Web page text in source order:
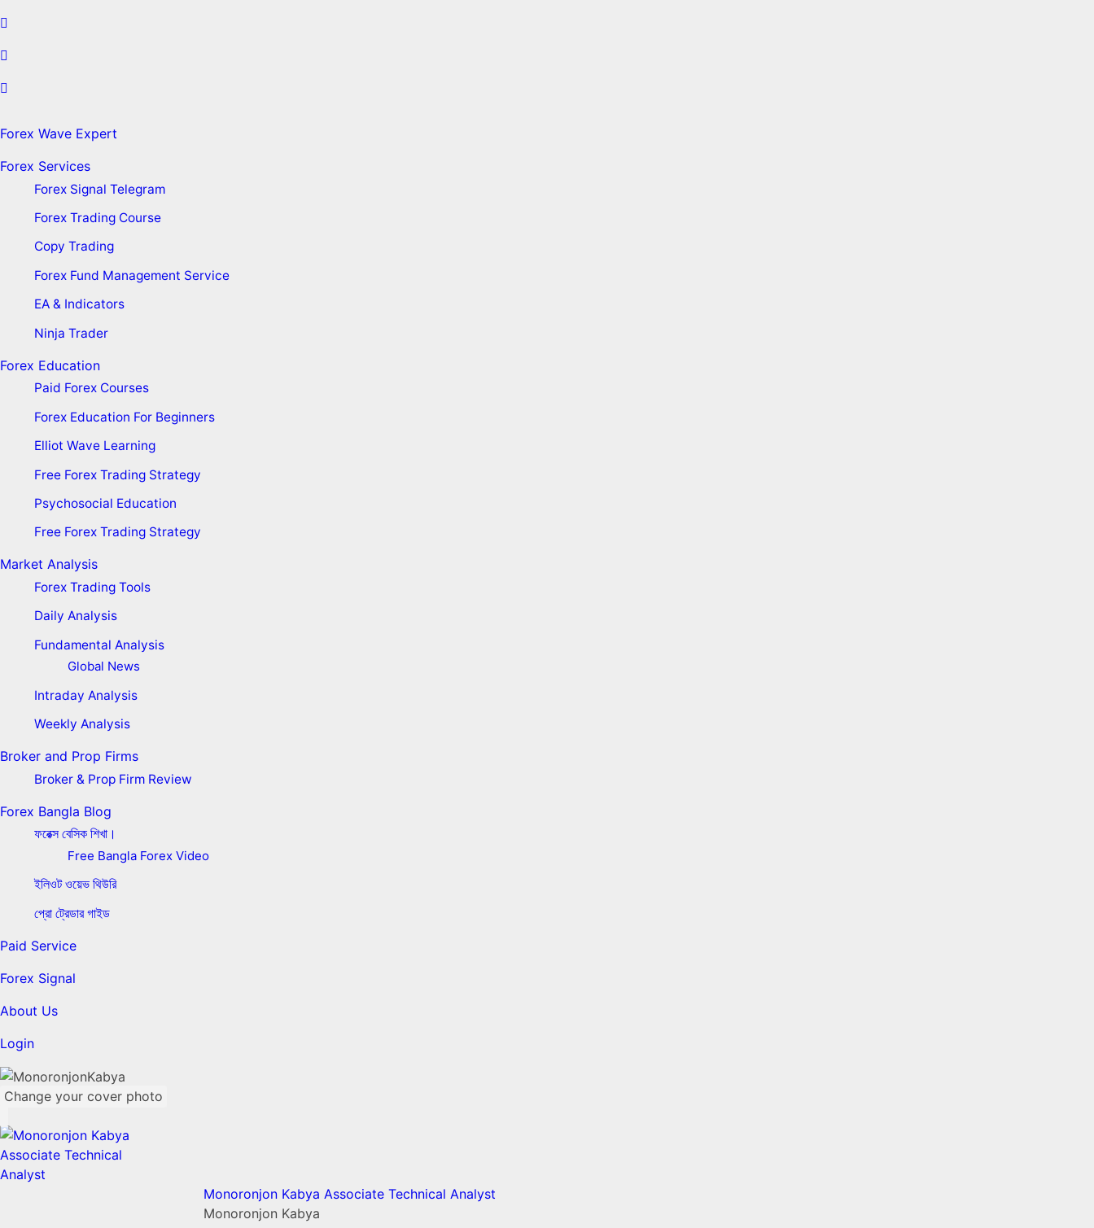
Forex Wave Expert
Forex Services
Forex Signal Telegram
Forex Trading Course
Copy Trading
Forex Fund Management Service
EA & Indicators
Ninja Trader
Forex Education
Paid Forex Courses
Forex Education For Beginners
Elliot Wave Learning
Free Forex Trading Strategy
Psychosocial Education
Free Forex Trading Strategy
Market Analysis
Forex Trading Tools
Daily Analysis
Fundamental Analysis
Global News
Intraday Analysis
Weekly Analysis
Broker and Prop Firms
Broker & Prop Firm Review
Forex Bangla Blog
ফরেক্স বেসিক শিখা।
Free Bangla Forex Video
ইলিওট ওয়েভ থিউরি
প্রো ট্রেডার গাইড
Paid Service
Forex Signal
About Us
Login
Change your cover photo
Monoronjon Kabya Associate Technical Analyst
Monoronjon Kabya